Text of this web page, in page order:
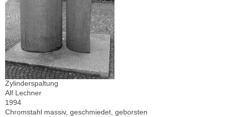
Zylinderspaltung
Alf Lechner
1994
Chromstahl massiv, geschmiedet, geborsten